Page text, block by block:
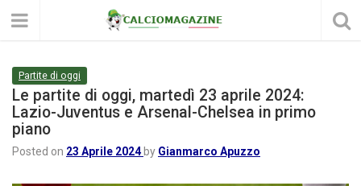
Partite di oggi
Le partite di oggi, martedì 23 aprile 2024:
Lazio-Juventus e Arsenal-Chelsea in primo
piano
Posted on 23 Aprile 2024 by Gianmarco Apuzzo